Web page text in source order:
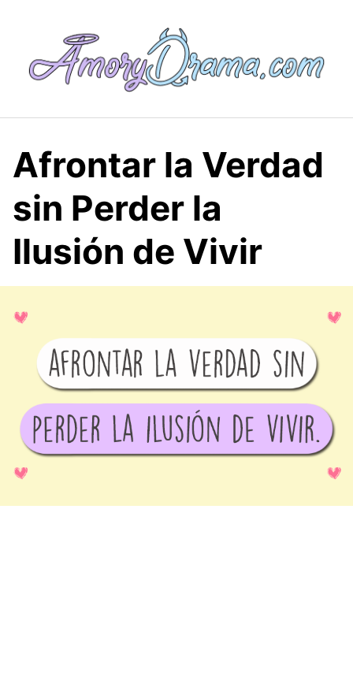
Afrontar la Verdad
sin Perder la
Ilusión de Vivir